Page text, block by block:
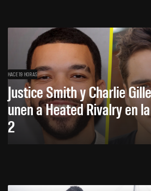
HACE 19 HORAS
Justice Smith y Charlie
unen a Heated Rivalry en
2